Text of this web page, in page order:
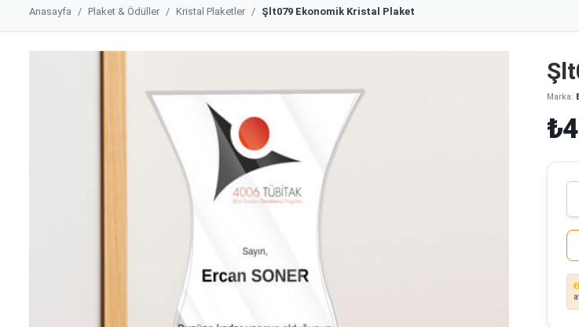
Anasayfa Plaket & Ödüller Kristal Plaketler Şlt079 Ekonomik Kristal Plaket
Marka: